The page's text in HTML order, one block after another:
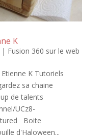
K
| Fusion 360 sur le web
K Tutoriels
sa chaine
de talents
UCz8-
Boite
d'Haloween...